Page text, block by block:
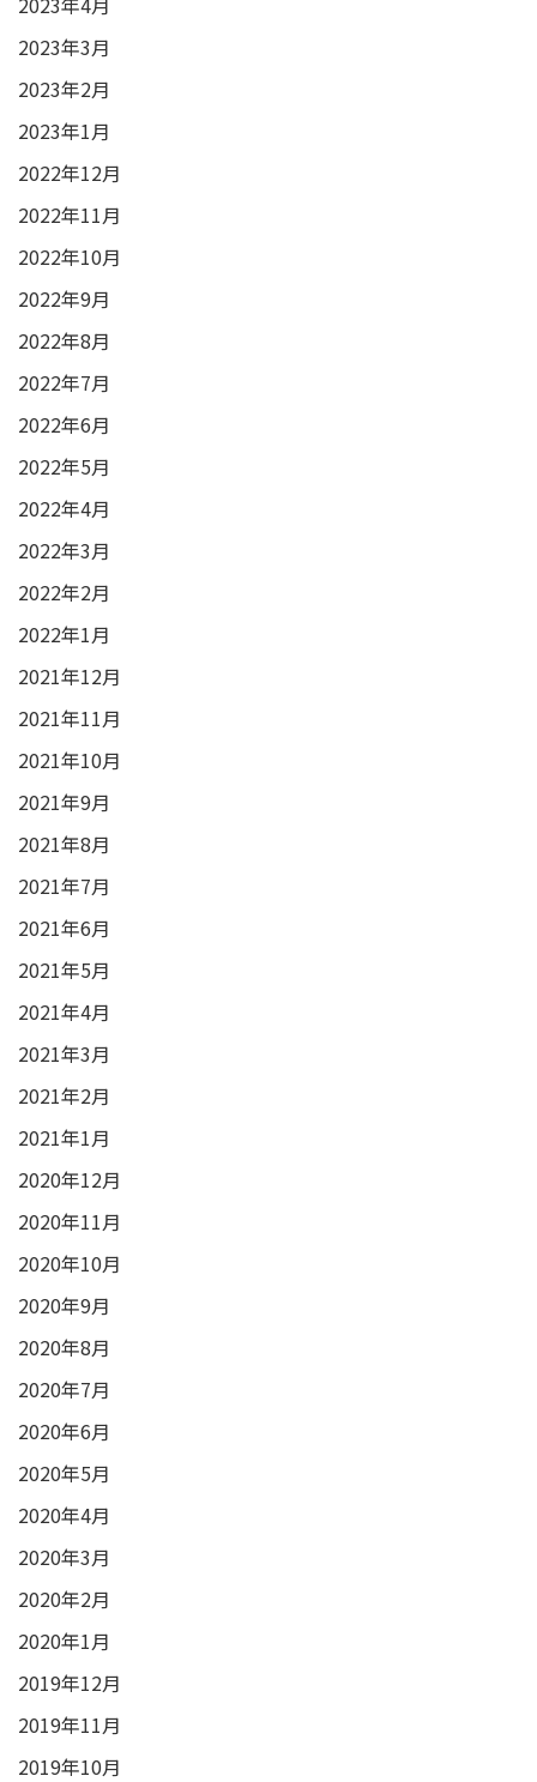
2023年3月
2023年2月
2023年1月
2022年12月
2022年11月
2022年10月
2022年9月
2022年8月
2022年7月
2022年6月
2022年5月
2022年4月
2022年3月
2022年2月
2022年1月
2021年12月
2021年11月
2021年10月
2021年9月
2021年8月
2021年7月
2021年6月
2021年5月
2021年4月
2021年3月
2021年2月
2021年1月
2020年12月
2020年11月
2020年10月
2020年9月
2020年8月
2020年7月
2020年6月
2020年5月
2020年4月
2020年3月
2020年2月
2020年1月
2019年12月
2019年11月
2019年10月